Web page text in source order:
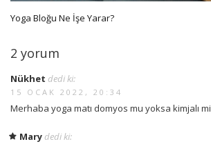
Yoga Bloğu Ne İşe Yarar?
2 yorum
Nükhet dedi ki:
15 OCAK 2022, 20:34
Merhaba yoga matı domyos mu yoksa kimjalı mi
Mary dedi ki: